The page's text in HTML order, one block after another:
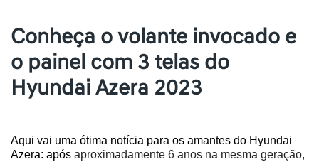
Conheça o volante invocado e
o painel com 3 telas do
Hyundai Azera 2023
Aqui vai uma ótima notícia para os amantes do Hyundai
Azera: após aproximadamente 6 anos na mesma geração,